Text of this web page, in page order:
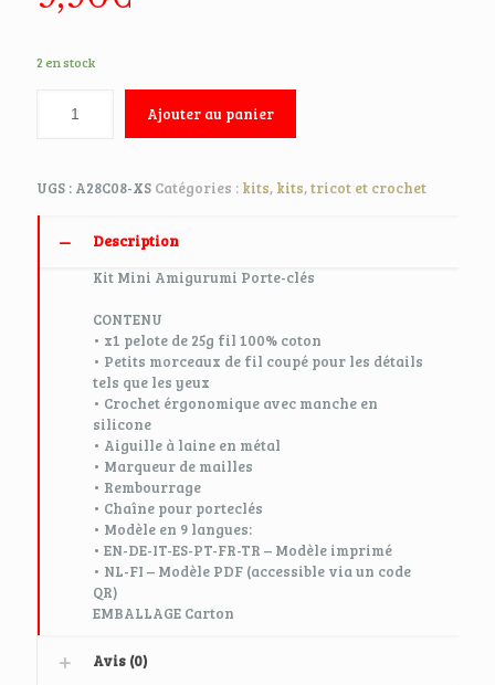
2 en stock
Ajouter au panier
UGS : A28C08-XS Catégories : kits, kits,tricot et crochet
Description
Kit Mini Amigurumi Porte-clés
CONTENU
• x1 pelote de 25g fil 100% coton
• Petits morceaux de fil coupé pour les détails
tels que les yeux
• Crochet érgonomique avec manche en
silicone
• Aiguille à laine en métal
• Marqueur de mailles
• Rembourrage
• Chaîne pour porteclés
• Modèle en 9 langues:
• EN-DE-IT-ES-PT-FR-TR – Modèle imprimé
• NL-FI – Modèle PDF (accessible via un code
QR)
EMBALLAGE Carton
Avis (0)